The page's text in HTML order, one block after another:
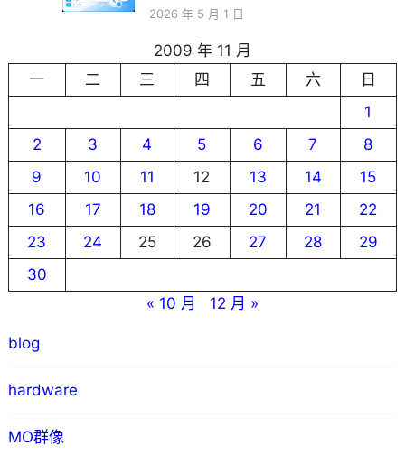
2026 年 5 月 1 日
2009 年 11 月
一
二 三 四 五 六
日
1
2
3 4 5 6 7
8
9
10 11 12 13 14
15
16
17 18 19 20 21
22
23
24 25 26 27 28
29
30
« 10 月
12 月 »
blog
hardware
MO群像